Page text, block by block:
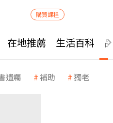
購買課程
在地推薦 生活百科
遺囑 補助 獨老